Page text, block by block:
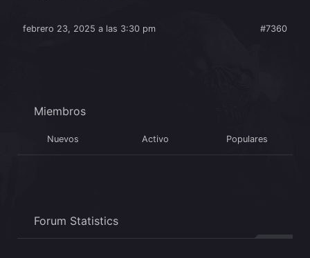
febrero 23, 2025 a las 3:30 pm #7360
Miembros
Nuevos Activo Populares
Forum Statistics